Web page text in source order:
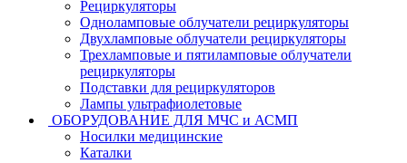
Рециркуляторы
Одноламповые облучатели рециркуляторы
Двухламповые облучатели рециркуляторы
Трехламповые и пятиламповые облучатели
рециркуляторы
Подставки для рециркуляторов
Лампы ультрафиолетовые
ОБОРУДОВАНИЕ ДЛЯ МЧС и АСМП
Носилки медицинские
Каталки